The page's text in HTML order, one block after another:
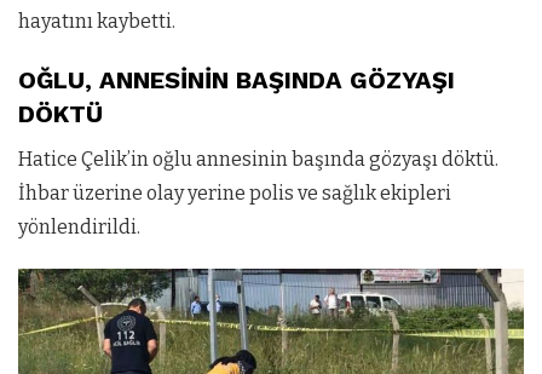
hayatını kaybetti.
OĞLU, ANNESİNİN BAŞINDA GÖZYAŞI
DÖKTÜ
Hatice Çelik’in oğlu annesinin başında gözyaşı döktü.
İhbar üzerine olay yerine polis ve sağlık ekipleri
yönlendirildi.